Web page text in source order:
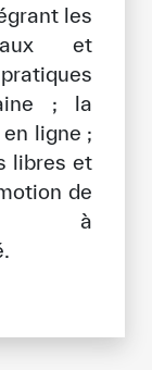
les
et
; la
ligne ;
libres et
de
à